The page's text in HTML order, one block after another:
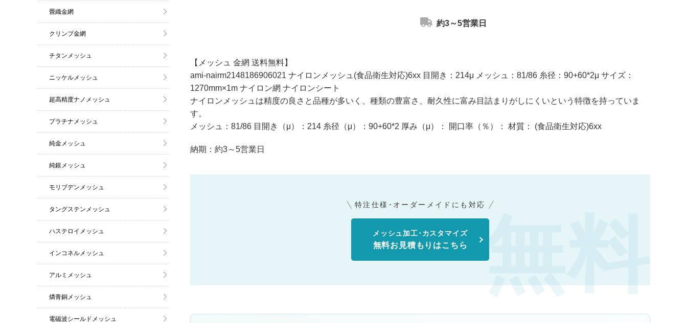
約3～5営業日
【メッシュ 金網 送料無料】
ami-nairm2148186906021 ナイロンメッシュ(食品衛生対応)6xx 目開き：214μ メッシュ：81/86 糸径：90+60*2μ サイズ：
1270mm×1m ナイロン網 ナイロンシート
ナイロンメッシュは精度の良さと品種が多いく、種類の豊富さ、耐久性に富み目詰まりがしにくいという特徴を持っていま
す。
メッシュ：81/86 目開き（μ）：214 糸径（μ）：90+60*2 厚み（μ）： 開口率（％）： 材質： (食品衛生対応)6xx
納期：約3～5営業日
メッシュ加工･カスタマイズ
無料お見積もりはこちら
特注仕様･オーダーメイドにも対応
畳織金網
クリンプ金網
チタンメッシュ
ニッケルメッシュ
超高精度ナノメッシュ
プラチナメッシュ
純金メッシュ
純銀メッシュ
モリブデンメッシュ
タングステンメッシュ
ハステロイメッシュ
インコネルメッシュ
アルミメッシュ
燐青銅メッシュ
電磁波シールドメッシュ